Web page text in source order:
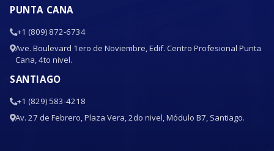
PUNTA CANA
+1 (809) 872-6734
Ave. Boulevard 1ero de Noviembre, Edif. Centro Profesional Punta
Cana, 4to nivel.
SANTIAGO
+1 (829) 583-4218
Av. 27 de Febrero, Plaza Vera, 2do nivel, Módulo B7, Santiago.